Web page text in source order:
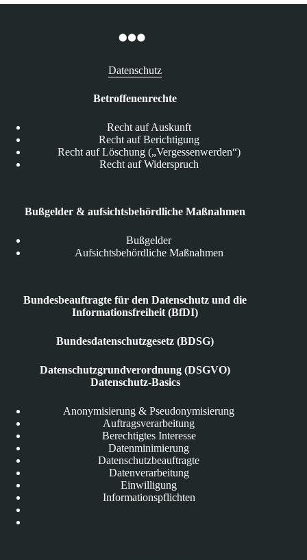
Datenschutz
Betroffenenrechte
Recht auf Auskunft
Recht auf Berichtigung
Recht auf Löschung („Vergessenwerden“)
Recht auf Widerspruch
Bußgelder & aufsichtsbehördliche Maßnahmen
Bußgelder
Aufsichtsbehördliche Maßnahmen
Bundesbeauftragte für den Datenschutz und die
Informationsfreiheit (BfDI)
Bundesdatenschutzgesetz (BDSG)
Datenschutzgrundverordnung (DSGVO)
Datenschutz-Basics
Anonymisierung & Pseudonymisierung
Auftragsverarbeitung
Berechtigtes Interesse
Datenminimierung
Datenschutzbeauftragte
Datenverarbeitung
Einwilligung
Informationspflichten